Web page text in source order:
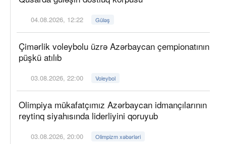
04.08.2026, 12:22 Güləş
Çimərlik voleybolu üzrə Azərbaycan çempionatının
püşkü atılıb
03.08.2026, 22:00 Voleybol
Olimpiya mükafatçımız Azərbaycan idmançılarının
reytinq siyahısında liderliyini qoruyub
03.08.2026, 20:00 Olimpizm xəbərləri